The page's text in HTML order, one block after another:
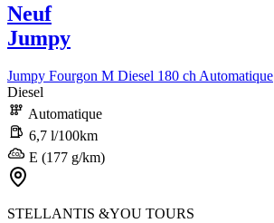
Neuf
Jumpy
Jumpy Fourgon M Diesel 180 ch Automatique
Diesel
Automatique
6,7 l/100km
E (177 g/km)
STELLANTIS &YOU TOURS